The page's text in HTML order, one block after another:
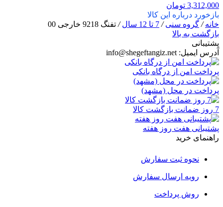
3,312,000 تومان
بازخورد درباره این کالا
خانه/ گروه سنی/ 7 تا 12 سال / تفنگ 9218 خارجی 00
بازگشت به بالا
پشتیبانی
آدرس ایمیل: info@shegeftangiz.net
پرداخت امن از درگاه بانکی
پرداخت در محل (مشهد)
7 روز ضمانت بازگشت کالا
پشتیبانی هفت روز هفته
راهنمای خرید
نحوه ثبت سفارش
رویه ارسال سفارش
روش پرداخت